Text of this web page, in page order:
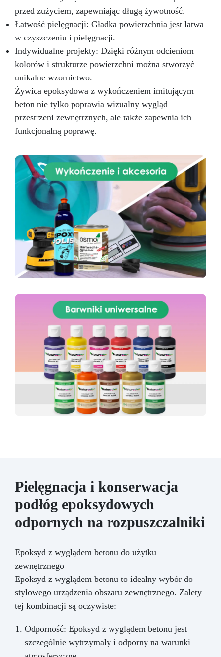
przed zużyciem, zapewniając długą żywotność.
Łatwość pielęgnacji: Gładka powierzchnia jest łatwa
w czyszczeniu i pielęgnacji.
Indywidualne projekty: Dzięki różnym odcieniom
kolorów i strukturze powierzchni można stworzyć
unikalne wzornictwo.
Żywica epoksydowa z wykończeniem imitującym
beton nie tylko poprawia wizualny wygląd
przestrzeni zewnętrznych, ale także zapewnia ich
funkcjonalną poprawę.
Pielęgnacja i konserwacja
podłóg epoksydowych
odpornych na rozpuszczalniki
Epoksyd z wyglądem betonu do użytku
zewnętrznego
Epoksyd z wyglądem betonu to idealny wybór do
stylowego urządzenia obszaru zewnętrznego. Zalety
tej kombinacji są oczywiste:
Odporność: Epoksyd z wyglądem betonu jest
szczególnie wytrzymały i odporny na warunki